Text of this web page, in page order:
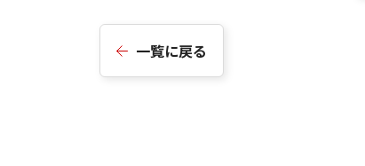
一覧に戻る